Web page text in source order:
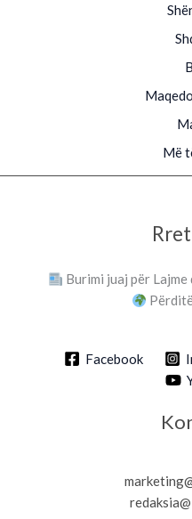
Më
Burimi juaj për
Facebook